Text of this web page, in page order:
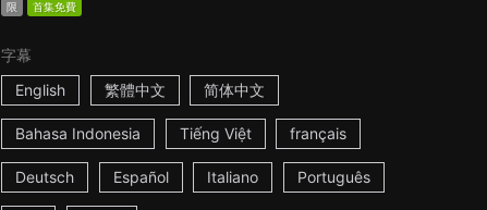
限 首集免費
字幕
English
繁體中文 简体中文
Bahasa Indonesia Tiếng Việt français
Deutsch Español Italiano Português